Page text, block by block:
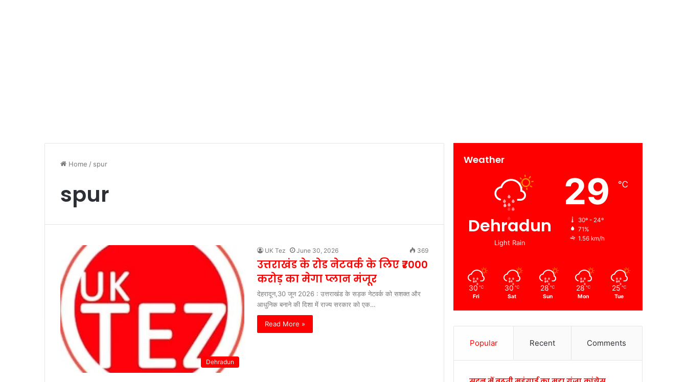
Home / spur
spur
Dehradun
UK Tez June 30, 2026 369
उत्तराखंड के रोड नेटवर्क के लिए ₹7000
करोड़ का मेगा प्लान मंजूर
देहरादून,30 जून 2026 : उत्तराखंड के सड़क नेटवर्क को सशक्त और
आधुनिक बनाने की दिशा में राज्य सरकार को एक…
Read More »
Weather
Dehradun
Light Rain
29 ℃
30º - 24º
71%
1.56 km/h
30 ℃
Fri
30 ℃
Sat
28 ℃
Sun
28 ℃
Mon
25 ℃
Tue
Popular Recent Comments